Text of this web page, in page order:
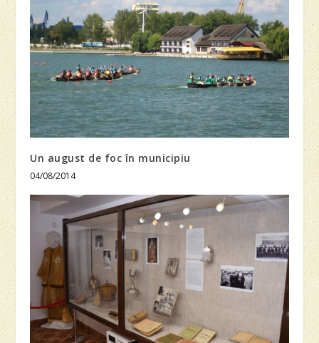
Un august de foc în municipiu
04/08/2014